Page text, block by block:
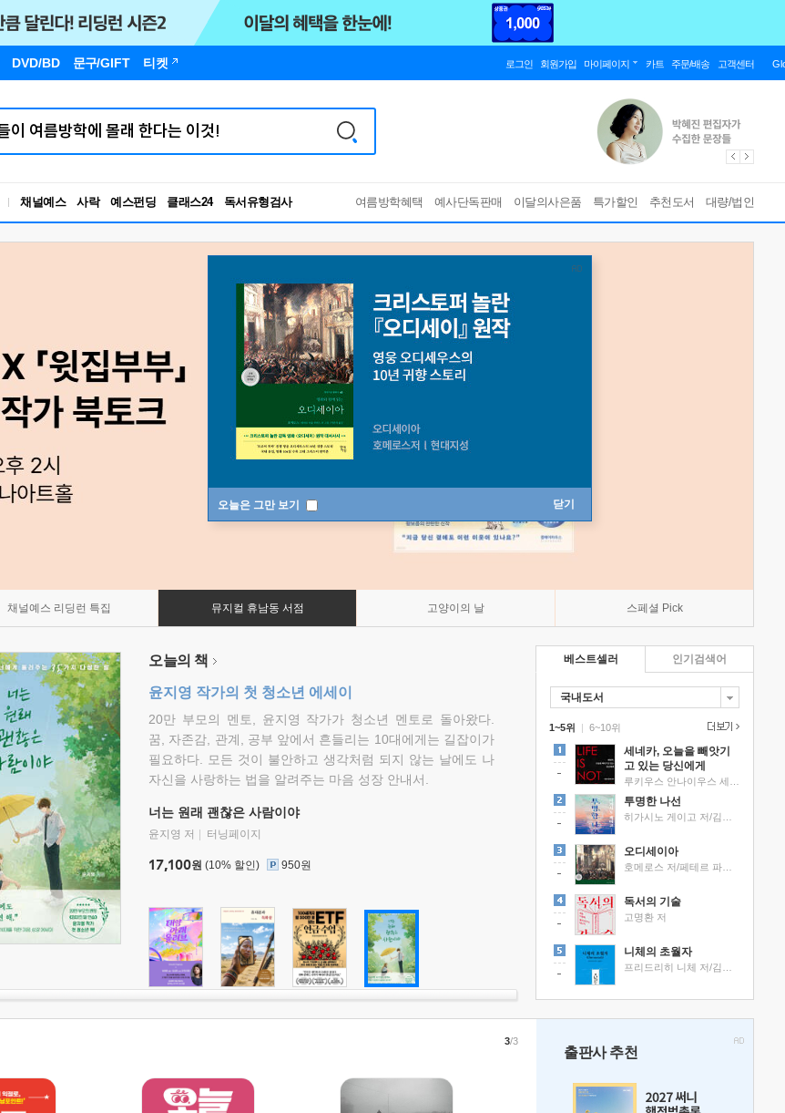
DVD/BD 문구/GIFT 티켓 로그인 회원가입 마이페이지 카트 주문/배송 고객센터
채널예스 사락 예스펀딩 클래스24
독서유형검사
RBTI Lab
독서유형검사
여름방학혜택 예사단독판매 이달의사은품 특가할인 추천도서 대량/법인
오늘은 그만 보기 닫기
채널예스 리딩런 특집 뮤지컬 휴남동 서점 고양이의 날 스페셜 Pick
오늘의 책
윤지영 작가의 첫 청소년 에세이
20만 부모의 멘토, 윤지영 작가가 청소년 멘토로 돌아왔다.
꿈, 자존감, 관계, 공부 앞에서 흔들리는 10대에게는 길잡이가
필요하다. 모든 것이 불안하고 생각처럼 되지 않는 날에도 나
자신을 사랑하는 법을 알려주는 마음 성장 안내서.
너는 원래 괜찮은 사람이야
윤지영 저 터닝페이지
17,100원 (10% 할인) 950원
베스트셀러
국내도서
1~5위 |
세네카, 오늘을 빼앗기
고 있는 당신에게
투명한 나선
오디세이아
독서의 기술
고명환 저
니체의 초월자
6~10위
인기검색어
3/3
출판사 추천